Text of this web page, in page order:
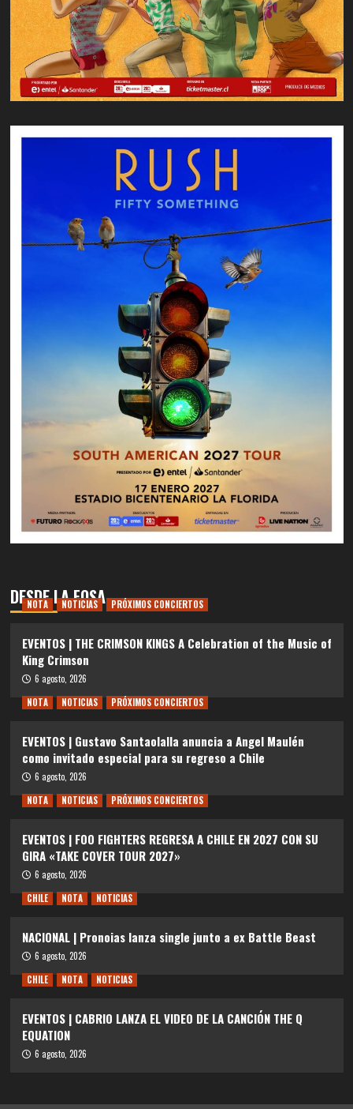
DESDE LA FOSA
NOTA NOTICIAS PRÓXIMOS CONCIERTOS
EVENTOS | THE CRIMSON KINGS A Celebration of the Music of
King Crimson
6 agosto, 2026
NOTA
NOTICIAS PRÓXIMOS CONCIERTOS
EVENTOS | Gustavo Santaolalla anuncia a Angel Maulén
como invitado especial para su regreso a Chile
6 agosto, 2026
NOTA
NOTICIAS PRÓXIMOS CONCIERTOS
EVENTOS | FOO FIGHTERS REGRESA A CHILE EN 2027 CON SU
GIRA «TAKE COVER TOUR 2027»
6 agosto, 2026
CHILE
NOTA NOTICIAS
NACIONAL | Pronoias lanza single junto a ex Battle Beast
6 agosto, 2026
CHILE
NOTA NOTICIAS
EVENTOS | CABRIO LANZA EL VIDEO DE LA CANCIÓN THE Q
EQUATION
6 agosto, 2026